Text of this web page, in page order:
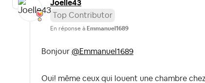
Joelle43
Top Contributor
En réponse à Emmanuel1689
Bonjour @Emmanuel1689
Oui! même ceux qui louent une chambre